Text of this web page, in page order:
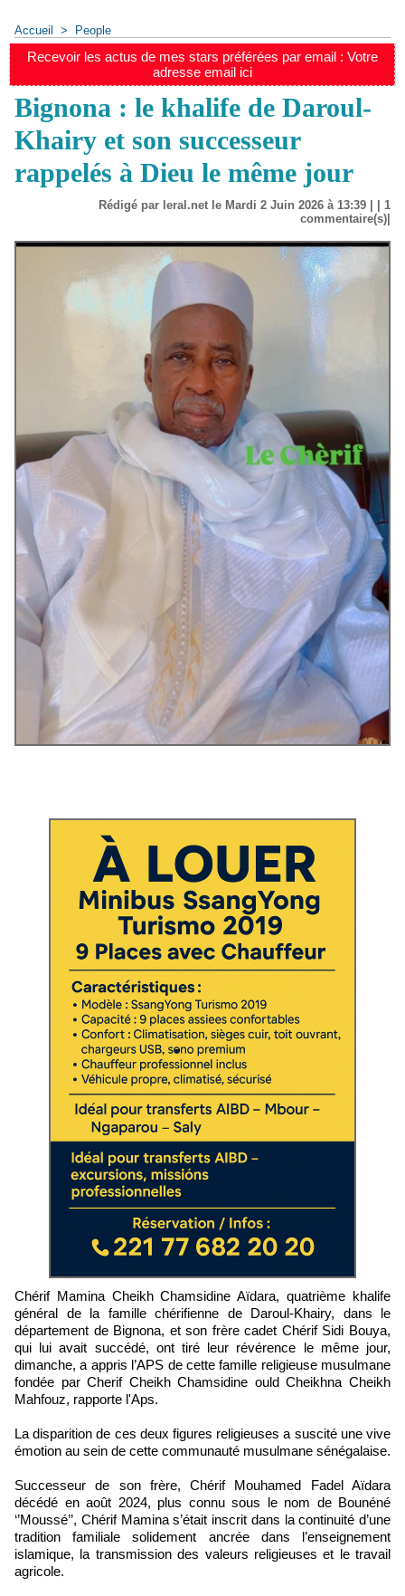
Accueil > People
Recevoir les actus de mes stars préférées par email : Votre
adresse email ici
Bignona : le khalife de Daroul-
Khairy et son successeur
rappelés à Dieu le même jour
Rédigé par leral.net le Mardi 2 Juin 2026 à 13:39 | | 1
commentaire(s)|
Chérif Mamina Cheikh Chamsidine Aïdara, quatrième khalife
général de la famille chérifienne de Daroul-Khairy, dans le
département de Bignona, et son frère cadet Chérif Sidi Bouya,
qui lui avait succédé, ont tiré leur révérence le même jour,
dimanche, a appris l’APS de cette famille religieuse musulmane
fondée par Cherif Cheikh Chamsidine ould Cheikhna Cheikh
Mahfouz, rapporte l'Aps.
La disparition de ces deux figures religieuses a suscité une vive
émotion au sein de cette communauté musulmane sénégalaise.
Successeur de son frère, Chérif Mouhamed Fadel Aïdara
décédé en août 2024, plus connu sous le nom de Bounéné
‘’Moussé’’, Chérif Mamina s’était inscrit dans la continuité d’une
tradition familiale solidement ancrée dans l’enseignement
islamique, la transmission des valeurs religieuses et le travail
agricole.